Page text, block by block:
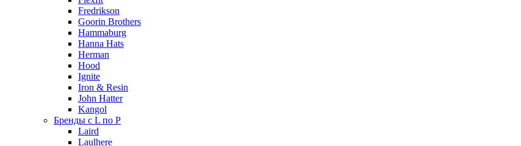
Fredrikson
Goorin Brothers
Hammaburg
Hanna Hats
Herman
Hood
Ignite
Iron & Resin
John Hatter
Kangol
Бренды с L по P
Laird
Laulhere